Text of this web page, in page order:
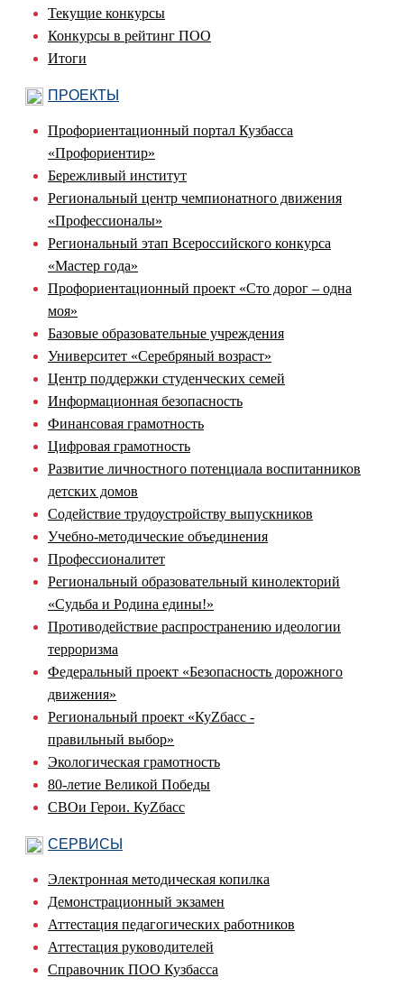
Текущие конкурсы
Конкурсы в рейтинг ПОО
Итоги
ПРОЕКТЫ
Профориентационный портал Кузбасса
«Профориентир»
Бережливый институт
Региональный центр чемпионатного движения
«Профессионалы»
Региональный этап Всероссийского конкурса
«Мастер года»
Профориентационный проект «Сто дорог – одна
моя»
Базовые образовательные учреждения
Университет «Серебряный возраст»
Центр поддержки студенческих семей
Информационная безопасность
Финансовая грамотность
Цифровая грамотность
Развитие личностного потенциала воспитанников
детских домов
Содействие трудоустройству выпускников
Учебно-методические объединения
Профессионалитет
Региональный образовательный кинолекторий
«Судьба и Родина едины!»
Противодействие распространению идеологии
терроризма
Федеральный проект «Безопасность дорожного
движения»
Региональный проект «КуZбасс -
правильный выбор»
Экологическая грамотность
80-летие Великой Победы
СВОи Герои. КуZбасс
СЕРВИСЫ
Электронная методическая копилка
Демонстрационный экзамен
Аттестация педагогических работников
Аттестация руководителей
Справочник ПОО Кузбасса